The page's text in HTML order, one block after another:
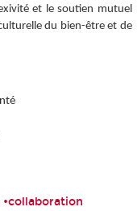
et le soutien mutuel
du bien-être et de